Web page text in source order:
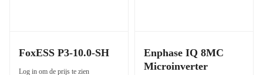
FoxESS P3-10.0-SH
Log in om de prijs te zien
Enphase IQ 8MC
Microinverter